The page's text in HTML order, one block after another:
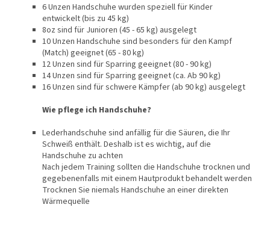
6 Unzen Handschuhe wurden speziell für Kinder
entwickelt (bis zu 45 kg)
8oz sind für Junioren (45 - 65 kg) ausgelegt
10 Unzen Handschuhe sind besonders für den Kampf
(Match) geeignet (65 - 80 kg)
12 Unzen sind für Sparring geeignet (80 - 90 kg)
14 Unzen sind für Sparring geeignet (ca. Ab 90 kg)
16 Unzen sind für schwere Kämpfer (ab 90 kg) ausgelegt
Wie pflege ich Handschuhe?
Lederhandschuhe sind anfällig für die Säuren, die Ihr
Schweiß enthält. Deshalb ist es wichtig, auf die
Handschuhe zu achten
Nach jedem Training sollten die Handschuhe trocknen und
gegebenenfalls mit einem Hautprodukt behandelt werden
Trocknen Sie niemals Handschuhe an einer direkten
Wärmequelle